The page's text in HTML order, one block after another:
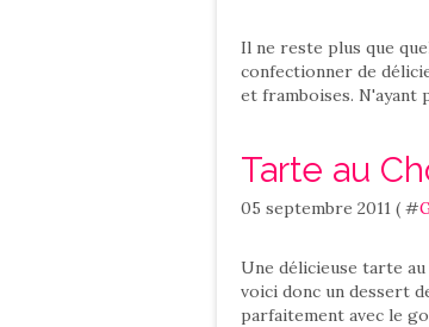
Il ne reste plus que
confectionner de
et framboises. N'ayant
Tarte au
05 septembre 2011 ( #
Une délicieuse tarte
voici donc un dessert
parfaitement avec le